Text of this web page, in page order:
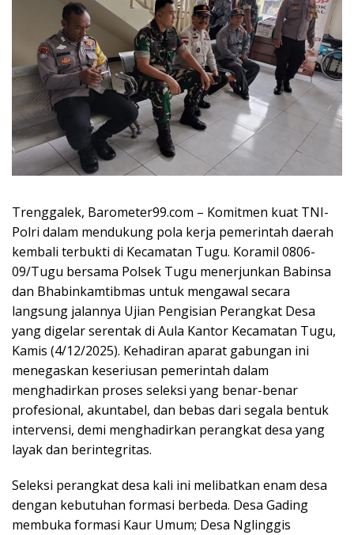
Trenggalek, Barometer99.com – Komitmen kuat TNI-
Polri dalam mendukung pola kerja pemerintah daerah
kembali terbukti di Kecamatan Tugu. Koramil 0806-
09/Tugu bersama Polsek Tugu menerjunkan Babinsa
dan Bhabinkamtibmas untuk mengawal secara
langsung jalannya Ujian Pengisian Perangkat Desa
yang digelar serentak di Aula Kantor Kecamatan Tugu,
Kamis (4/12/2025). Kehadiran aparat gabungan ini
menegaskan keseriusan pemerintah dalam
menghadirkan proses seleksi yang benar-benar
profesional, akuntabel, dan bebas dari segala bentuk
intervensi, demi menghadirkan perangkat desa yang
layak dan berintegritas.
Seleksi perangkat desa kali ini melibatkan enam desa
dengan kebutuhan formasi berbeda. Desa Gading
membuka formasi Kaur Umum; Desa Nglinggis